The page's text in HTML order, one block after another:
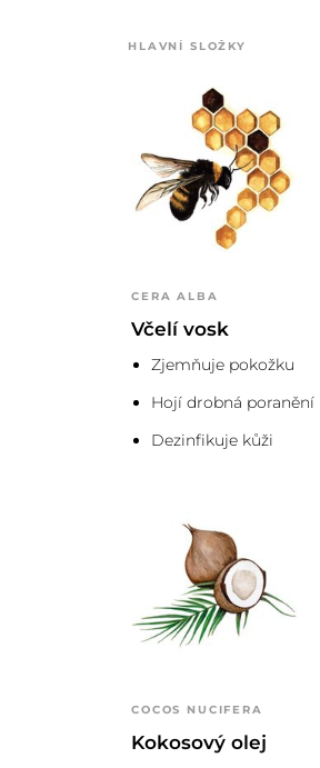
2
Lehněte si
HLAVNÍ SLOŽKY
CERA ALBA
Včelí vosk
Zjemňuje pokožku
Hojí drobná poranění
Dezinfikuje kůži
COCOS NUCIFERA
Kokosový olej